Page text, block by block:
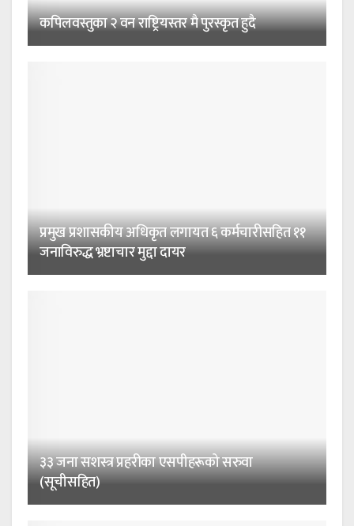
कपिलवस्तुका २ वन राष्ट्रियस्तर मै पुरस्कृत हुदै
प्रमुख प्रशासकीय अधिकृत लगायत ६ कर्मचारीसहित ११
जनाविरुद्ध भ्रष्टाचार मुद्दा दायर
३३ जना सशस्त्र प्रहरीका एसपीहरूको सरुवा
(सूचीसहित)